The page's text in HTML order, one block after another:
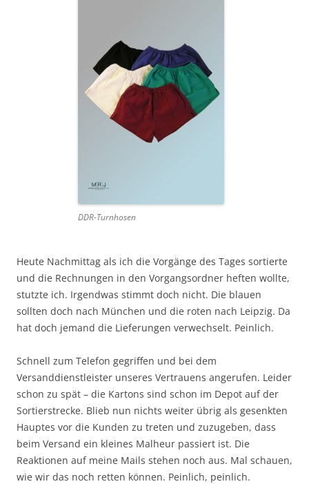
DDR-Turnhosen
Heute Nachmittag als ich die Vorgänge des Tages sortierte
und die Rechnungen in den Vorgangsordner heften wollte,
stutzte ich. Irgendwas stimmt doch nicht. Die blauen
sollten doch nach München und die roten nach Leipzig. Da
hat doch jemand die Lieferungen verwechselt. Peinlich.
Schnell zum Telefon gegriffen und bei dem
Versanddienstleister unseres Vertrauens angerufen. Leider
schon zu spät – die Kartons sind schon im Depot auf der
Sortierstrecke. Blieb nun nichts weiter übrig als gesenkten
Hauptes vor die Kunden zu treten und zuzugeben, dass
beim Versand ein kleines Malheur passiert ist. Die
Reaktionen auf meine Mails stehen noch aus. Mal schauen,
wie wir das noch retten können. Peinlich, peinlich.